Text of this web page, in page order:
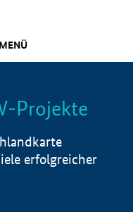
MENÜ
Info
Projekte
erfolgreicher